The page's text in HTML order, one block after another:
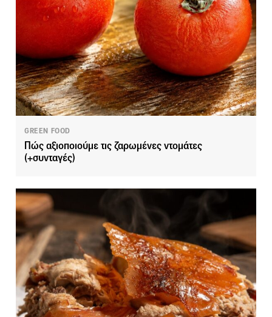
GREEN FOOD
Πώς αξιοποιούμε τις ζαρωμένες ντομάτες
(+συνταγές)